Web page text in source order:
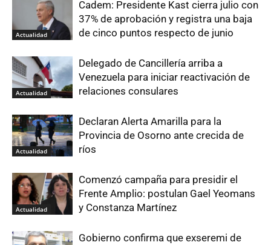
Actualidad
Cadem: Presidente Kast cierra julio con
37% de aprobación y registra una baja
de cinco puntos respecto de junio
Actualidad
Delegado de Cancillería arriba a
Venezuela para iniciar reactivación de
relaciones consulares
Actualidad
Declaran Alerta Amarilla para la
Provincia de Osorno ante crecida de
ríos
Actualidad
Comenzó campaña para presidir el
Frente Amplio: postulan Gael Yeomans
y Constanza Martínez
Gobierno confirma que exseremi de